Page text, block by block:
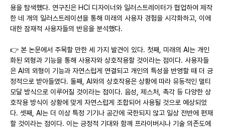
용을 탐색했다. 연구진은 HCI 디자이너와 일러스트레이터가 협업하여 제작
한 네 개의 일러스트레이션을 통해 미래의 사용자 경험을 시각화하고, 이에
대한 잠재적 사용자들의 반응을 분석했다.
👉 본 논문에서 주목할 만한 세 가지 발견이 있다. 첫째, 미래의 AI는 개인
화된 외형과 기능을 통해 사용자와 상호작용할 것이라는 점이다. 사용자들
은 AI의 외형이 기능과 자연스럽게 연결되고 개인의 특성을 반영할 때 더 긍
정적으로 받아들였다. 둘째, AI와의 상호작용은 상황에 따라 유동적인 멀티
모달 방식으로 이루어질 것이라는 점이다. 음성, 제스처, 촉각 등 다양한 상
호작용 방식이 상황에 맞게 자연스럽게 조합되어 사용될 것으로 예상되었
다. 셋째, AI는 더 이상 특정 기기나 공간에 국한되지 않고 일상 전반에 편재
할 것이라는 점이다. 이는 긍정적 기대와 함께 프라이버시나 기술 의존도에